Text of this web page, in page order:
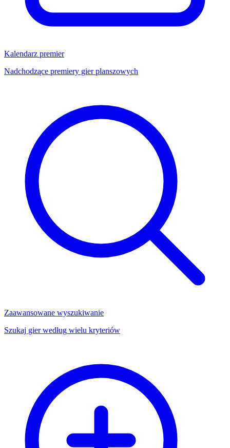
Kalendarz premier
Nadchodzące premiery gier planszowych
Zaawansowane wyszukiwanie
Szukaj gier według wielu kryteriów